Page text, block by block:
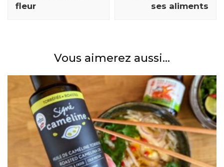
fleur
ses aliments
Vous aimerez aussi...